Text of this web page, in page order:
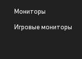
Мониторы
Игровые мониторы